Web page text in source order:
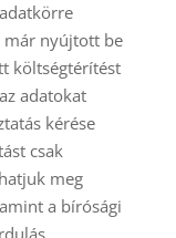
már nyújtott be
költségtérítést
adatokat
kérése
csak
meg
a bírósági